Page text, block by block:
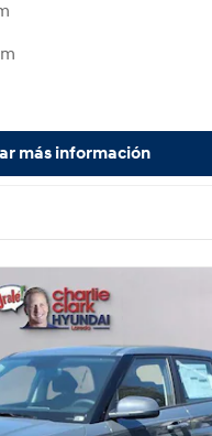
más información